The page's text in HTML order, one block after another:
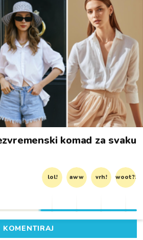
komad za svaku
lol! aww vrh! woot?!
KOMENTIRAJ